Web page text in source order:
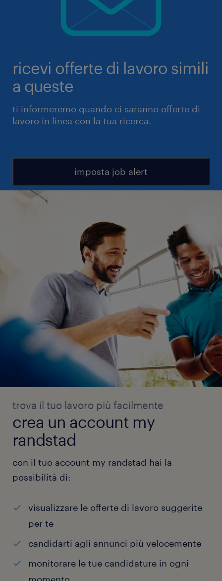
ricevi offerte di lavoro simili
a queste
ti informeremo quando ci saranno offerte di
lavoro in linea con la tua ricerca.
imposta job alert
trova il tuo lavoro più facilmente
crea un account my
randstad
con il tuo account my randstad hai la
possibilità di:
visualizzare le offerte di lavoro suggerite
per te
candidarti agli annunci più velocemente
monitorare le tue candidature in ogni